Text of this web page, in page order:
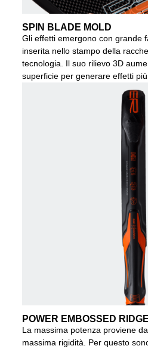
SPIN BLADE MOLD
Gli effetti emergono con grande
inserita nello stampo della
tecnologia. Il suo rilievo 3D
superficie per generare effetti più
POWER EMBOSSED RIDGE
La massima potenza proviene
massima rigidità. Per questo